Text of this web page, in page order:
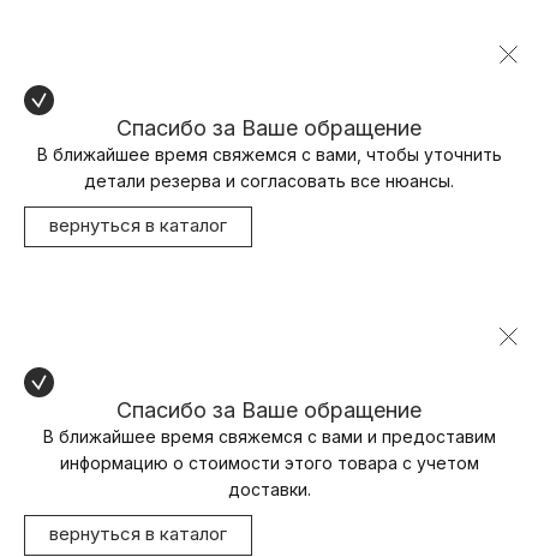
Спасибо за Ваше обращение
В ближайшее время свяжемся с вами, чтобы уточнить
детали резерва и согласовать все нюансы.
вернуться в каталог
Спасибо за Ваше обращение
В ближайшее время свяжемся с вами и предоставим
информацию о стоимости этого товара с учетом
доставки.
вернуться в каталог